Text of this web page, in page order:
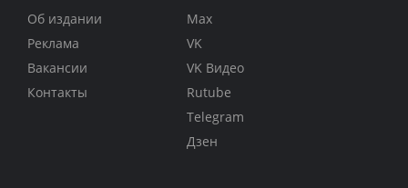
Об издании
Реклама
Вакансии
Контакты
Max
VK
VK Видео
Rutube
Telegram
Дзен